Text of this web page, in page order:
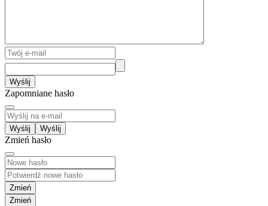
Wyślij
Zapomniane hasło
Wyślij
Zmień hasło
Zmień